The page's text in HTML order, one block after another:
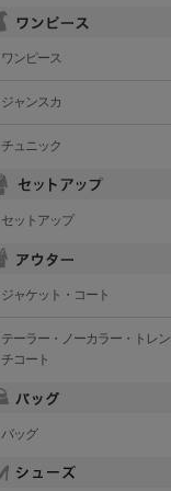
ワンピース
ジャンスカ
チュニック
セットアップ
ジャケット・コート
テーラー・ノーカラー・トレン
チコート
バッグ